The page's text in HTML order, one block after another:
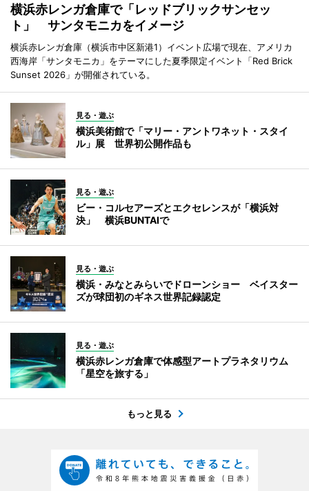
横浜赤レンガ倉庫で「レッドブリックサンセッ
ト」 サンタモニカをイメージ
横浜赤レンガ倉庫（横浜市中区新港1）イベント広場で現在、アメリカ
西海岸「サンタモニカ」をテーマにした夏季限定イベント「Red Brick
Sunset 2026」が開催されている。
見る・遊ぶ
横浜美術館で「マリー・アントワネット・スタイ
ル」展 世界初公開作品も
見る・遊ぶ
ビー・コルセアーズとエクセレンスが「横浜対
決」 横浜BUNTAIで
見る・遊ぶ
横浜・みなとみらいでドローンショー ベイスター
ズが球団初のギネス世界記録認定
見る・遊ぶ
横浜赤レンガ倉庫で体感型アートプラネタリウム
「星空を旅する」
もっと見る